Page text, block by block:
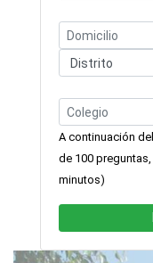
A continuación
de 100 preguntas,
minutos)